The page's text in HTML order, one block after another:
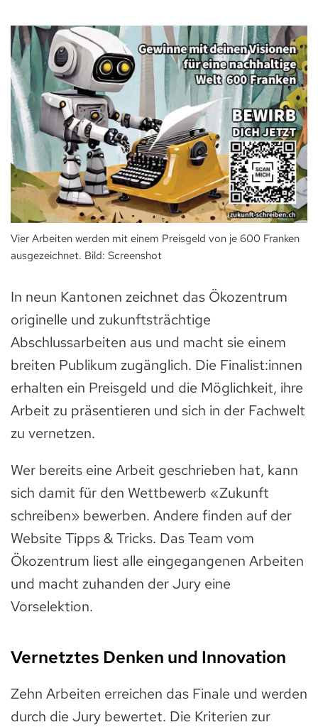
Vier Arbeiten werden mit einem Preisgeld von je 600 Franken
ausgezeichnet. Bild: Screenshot
In neun Kantonen zeichnet das Ökozentrum
originelle und zukunftsträchtige
Abschlussarbeiten aus und macht sie einem
breiten Publikum zugänglich. Die Finalist:innen
erhalten ein Preisgeld und die Möglichkeit, ihre
Arbeit zu präsentieren und sich in der Fachwelt
zu vernetzen.
Wer bereits eine Arbeit geschrieben hat, kann
sich damit für den Wettbewerb «Zukunft
schreiben» bewerben. Andere finden auf der
Website Tipps & Tricks. Das Team vom
Ökozentrum liest alle eingegangenen Arbeiten
und macht zuhanden der Jury eine
Vorselektion.
Vernetztes Denken und Innovation
Zehn Arbeiten erreichen das Finale und werden
durch die Jury bewertet. Die Kriterien zur